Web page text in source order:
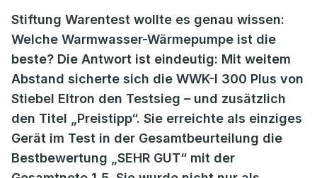
Stiftung Warentest wollte es genau wissen:
Welche Warmwasser-Wärmepumpe ist die
beste? Die Antwort ist eindeutig: Mit weitem
Abstand sicherte sich die WWK-I 300 Plus von
Stiebel Eltron den Testsieg – und zusätzlich
den Titel „Preistipp“. Sie erreichte als einziges
Gerät im Test in der Gesamtbeurteilung die
Bestbewertung „SEHR GUT“ mit der